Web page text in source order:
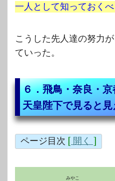
一人として知っておく
こうした先人達の努力
ていった。
６．飛鳥・奈良・
天皇陛下で見ると見
ページ目次 [ 開く ]
みやこ